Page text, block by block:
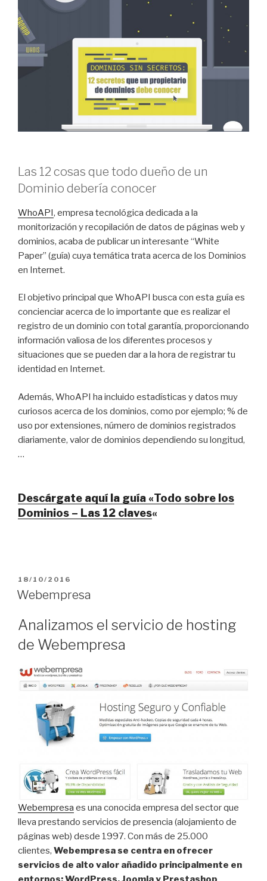
Las 12 cosas que todo dueño de un
Dominio debería conocer
WhoAPI, empresa tecnológica dedicada a la
monitorización y recopilación de datos de páginas web y
dominios, acaba de publicar un interesante “White
Paper” (guía) cuya temática trata acerca de los Dominios
en Internet.
El objetivo principal que WhoAPI busca con esta guía es
concienciar acerca de lo importante que es realizar el
registro de un dominio con total garantía, proporcionando
información valiosa de los diferentes procesos y
situaciones que se pueden dar a la hora de registrar tu
identidad en Internet.
Además, WhoAPI ha incluido estadísticas y datos muy
curiosos acerca de los dominios, como por ejemplo; % de
uso por extensiones, número de dominios registrados
diariamente, valor de dominios dependiendo su longitud,
…
Descárgate aquí la guía «Todo sobre los
Dominios – Las 12 claves«
PUBLICADO
EL
18/10/2016
Webempresa
Analizamos el servicio de hosting
de Webempresa
Webempresa es una conocida empresa del sector que
lleva prestando servicios de presencia (alojamiento de
páginas web) desde 1997. Con más de 25.000
clientes, Webempresa se centra en ofrecer
servicios de alto valor añadido principalmente en